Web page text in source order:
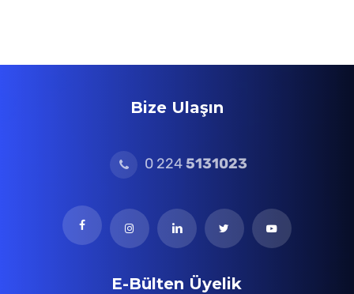
Bize Ulaşın
0 2245131023
E-Bülten Üyelik